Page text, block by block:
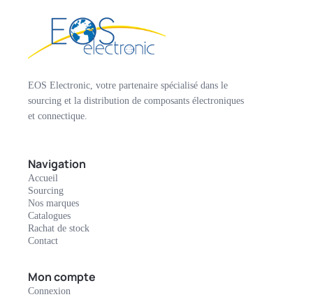
EOS Electronic, votre partenaire spécialisé dans le
sourcing et la distribution de composants électroniques
et connectique.
Navigation
Accueil
Sourcing
Nos marques
Catalogues
Rachat de stock
Contact
Mon compte
Connexion